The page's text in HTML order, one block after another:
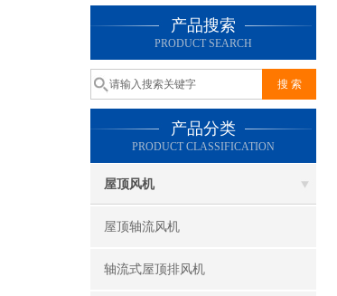
产品搜索
PRODUCT SEARCH
产品分类
PRODUCT CLASSIFICATION
屋顶风机
屋顶轴流风机
轴流式屋顶排风机